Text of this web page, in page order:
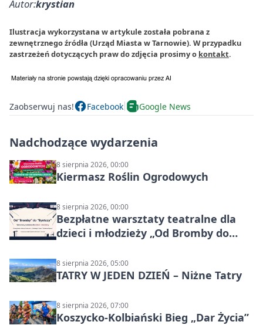
Autor:krystian
Ilustracja wykorzystana w artykule została pobrana z
zewnętrznego źródła (Urząd Miasta w Tarnowie). W przypadku
zastrzeżeń dotyczących praw do zdjęcia prosimy o kontakt.
Zaobserwuj nas! Facebook Google News
Nadchodzące wydarzenia
8 sierpnia 2026, 00:00
Kiermasz Roślin Ogrodowych
8 sierpnia 2026, 00:00
Bezpłatne warsztaty teatralne dla
dzieci i młodzieży „Od Bromby do
8 sierpnia 2026, 05:00
TATRY W JEDEN DZIEŃ – Niżne Tatry
8 sierpnia 2026, 07:00
Koszycko-Kolbiański Bieg „Dar Życia”